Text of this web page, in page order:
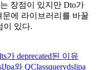
장점이 있지만 Dto가
문에 라이브러리를 바꿀
이 있다.
가 deprecated된 이유
와 QClassquerydsljpa